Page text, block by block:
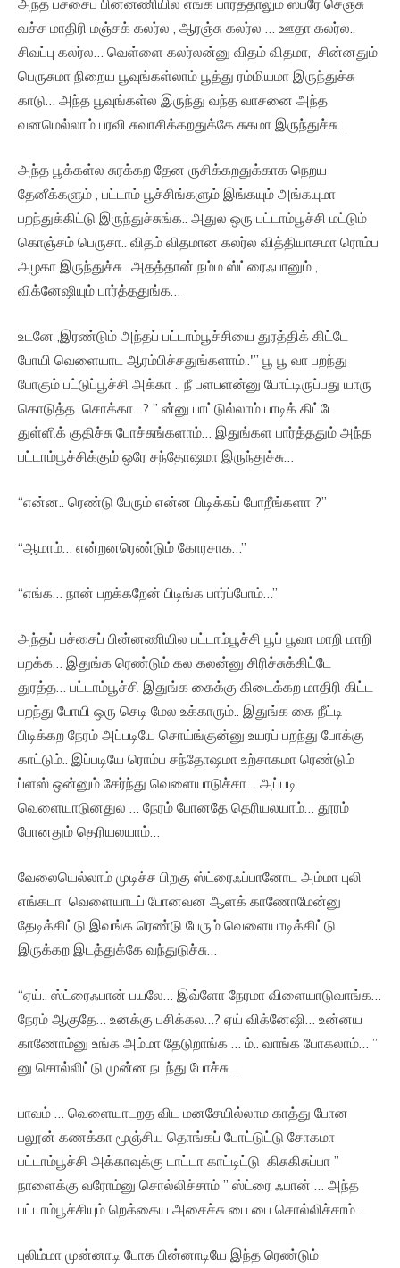
வச்ச மாதிரி மஞ்சக் கலர்ல , ஆரஞ்சு கலர்ல … ஊதா கலர்ல..
சிவப்பு கலர்ல… வெள்ளை கலர்லன்னு விதம் விதமா, சின்னதும்
பெருசுமா நிறைய பூவுங்கள்லாம் பூத்து ரம்மியமா இருந்துச்சு
காடு… அந்த பூவுங்கள்ல இருந்து வந்த வாசனை அந்த
வனமெல்லாம் பரவி சுவாசிக்கறதுக்கே சுகமா இருந்துச்சு…
அந்த பூக்கள்ல சுரக்கற தேன ருசிக்கறதுக்காக நெறய
தேனீக்களும் , பட்டாம் பூச்சிங்களும் இங்கயும் அங்கயுமா
பறந்துக்கிட்டு இருந்துச்சுங்க.. அதுல ஒரு பட்டாம்பூச்சி மட்டும்
கொஞ்சம் பெருசா.. விதம் விதமான கலர்ல வித்தியாசமா ரொம்ப
அழகா இருந்துச்சு.. அதத்தான் நம்ம ஸ்ட்ரைஃபானும் ,
விக்னேஷியும் பார்த்ததுங்க…
உடனே ,இரண்டும் அந்தப் பட்டாம்பூச்சியை துரத்திக் கிட்டே
போயி வெளையாட ஆரம்பிச்சதுங்களாம்..'” பூ பூ வா பறந்து
போகும் பட்டுப்பூச்சி அக்கா .. நீ பளபளன்னு போட்டிருப்பது யாரு
கொடுத்த சொக்கா…? ” ன்னு பாட்டுல்லாம் பாடிக் கிட்டே
துள்ளிக் குதிச்சு போச்சுங்களாம்… இதுங்கள பார்த்ததும் அந்த
பட்டாம்பூச்சிக்கும் ஒரே சந்தோஷமா இருந்துச்சு…
“என்ன.. ரெண்டு பேரும் என்ன பிடிக்கப் போறீங்களா ?”
“ஆமாம்… என்றனரெண்டும் கோரசாக…”
“எங்க… நான் பறக்கறேன் பிடிங்க பார்ப்போம்…”
அந்தப் பச்சைப் பின்னணியில பட்டாம்பூச்சி பூப் பூவா மாறி மாறி
பறக்க… இதுங்க ரெண்டும் கல கலன்னு சிரிச்சுக்கிட்டே
துரத்த… பட்டாம்பூச்சி இதுங்க கைக்கு கிடைக்கற மாதிரி கிட்ட
பறந்து போயி ஒரு செடி மேல உக்காரும்.. இதுங்க கை நீட்டி
பிடிக்கற நேரம் அப்படியே சொய்ங்குன்னு உயரப் பறந்து போக்கு
காட்டும்.. இப்படியே ரொம்ப சந்தோஷமா உற்சாகமா ரெண்டும்
ப்ளஸ் ஒன்னும் சேர்ந்து வெளையாடுச்சா… அப்படி
வெளையாடுனதுல … நேரம் போனதே தெரியலயாம்… தூரம்
போனதும் தெரியலயாம்…
வேலையெல்லாம் முடிச்ச பிறகு ஸ்ட்ரைஃப்பானோட அம்மா புலி
எங்கடா வெளையாடப் போனவன ஆளக் காணோமேன்னு
தேடிக்கிட்டு இவங்க ரெண்டு பேரும் வெளையாடிக்கிட்டு
இருக்கற இடத்துக்கே வந்துடுச்சு…
“ஏய்.. ஸ்ட்ரைஃபான் பயலே… இவ்ளோ நேரமா விளையாடுவாங்க…
நேரம் ஆகுதே… உனக்கு பசிக்கல…? ஏய் விக்னேஷி… உன்னய
காணோம்னு உங்க அம்மா தேடுறாங்க … ம்.. வாங்க போகலாம்… ”
னு சொல்லிட்டு முன்ன நடந்து போச்சு…
பாவம் … வெளையாடறத விட மனசேயில்லாம காத்து போன
பலூன் கணக்கா மூஞ்சிய தொங்கப் போட்டுட்டு சோகமா
பட்டாம்பூச்சி அக்காவுக்கு டாட்டா காட்டிட்டு கிசுகிசுப்பா ”
நாளைக்கு வரோம்னு சொல்லிச்சாம் ” ஸ்ட்ரை ஃபான் … அந்த
பட்டாம்பூச்சியும் றெக்கைய அசைச்சு பை பை சொல்லிச்சாம்…
புலிம்மா முன்னாடி போக பின்னாடியே இந்த ரெண்டும்